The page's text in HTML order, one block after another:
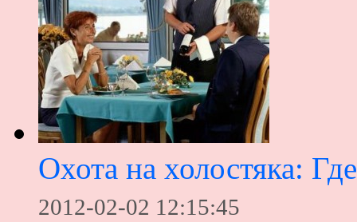
Охота на холостяка:
2012-02-02 12:15:45